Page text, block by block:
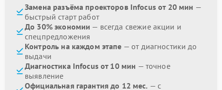
Замена разъёма проекторов Infocus от 20 мин —
быстрый старт работ
До 30% экономии — всегда свежие акции и
спецпредложения
Контроль на каждом этапе — от диагностики до
выдачи
Диагностика Infocus от 10 мин — точное
выявление
Официальная гарантия до 12 мес. — с